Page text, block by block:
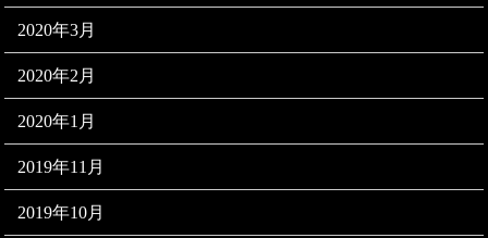
2020年3月
2020年2月
2020年1月
2019年11月
2019年10月